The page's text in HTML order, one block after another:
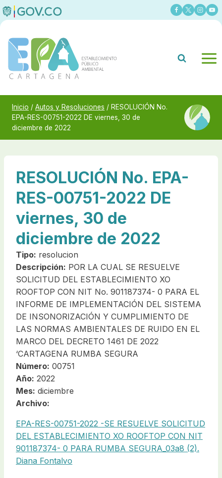
Saltar
al
Inicio / Autos y Resoluciones / RESOLUCIÓN No.
EPA-RES-00751-2022 DE viernes, 30 de
diciembre de 2022
RESOLUCIÓN No. EPA-
RES-00751-2022 DE
viernes, 30 de
diciembre de 2022
Tipo: resolucion
Descripción: POR LA CUAL SE RESUELVE
SOLICITUD DEL ESTABLECIMIENTO XO
ROOFTOP CON NIT No. 901187374- 0 PARA EL
INFORME DE IMPLEMENTACIÓN DEL SISTEMA
DE INSONORIZACIÓN Y CUMPLIMIENTO DE
LAS NORMAS AMBIENTALES DE RUIDO EN EL
MARCO DEL DECRETO 1461 DE 2022
‘CARTAGENA RUMBA SEGURA
Número: 00751
Año: 2022
Mes: diciembre
Archivo:
EPA-RES-00751-2022 -SE RESUELVE SOLICITUD
DEL ESTABLECIMIENTO XO ROOFTOP CON NIT
901187374- 0 PARA RUMBA SEGURA_03a8 (2).
Diana Fontalvo